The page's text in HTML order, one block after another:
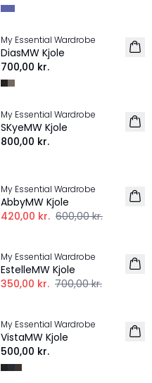
HØR
My Essential Wardrobe
DiasMW Kjole
700,00 kr.
My Essential Wardrobe
SKyeMW Kjole
800,00 kr.
My Essential Wardrobe
AbbyMW Kjole
420,00 kr. 600,00 kr.
My Essential Wardrobe
EstelleMW Kjole
350,00 kr. 700,00 kr.
My Essential Wardrobe
VistaMW Kjole
500,00 kr.
-30%